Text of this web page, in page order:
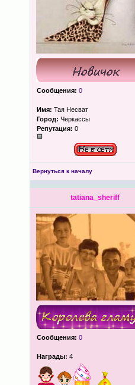
Сообщения: 0
Имя: Тая Несват
Город: Черкассы
Репутация: 0
Вернуться к началу
tatiana_sheriff
Сообщения: 0
Награды: 4